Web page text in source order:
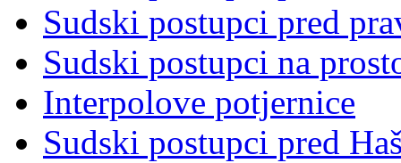
Sudski postupci pred
Sudski postupci na
Interpolove potjernice
Sudski postupci pred